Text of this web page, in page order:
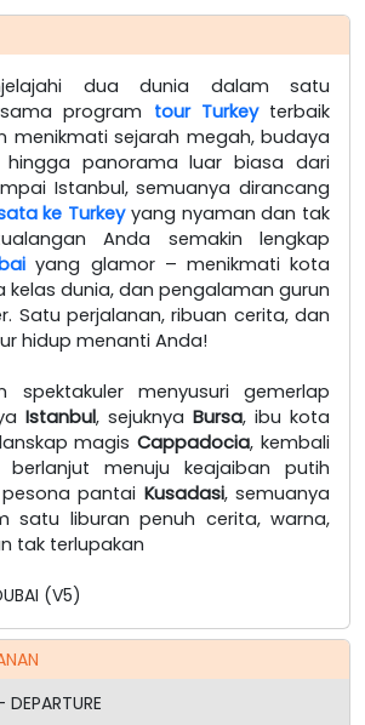
dua dunia dalam satu
program tour Turkey terbaik
menikmati sejarah megah, budaya
hingga panorama luar biasa dari
Istanbul, semuanya dirancang
ke Turkeyyang nyaman dan tak
Anda semakin lengkap
yang glamor – menikmati kota
kelas dunia, dan pengalaman gurun
Satu perjalanan, ribuan cerita, dan
hidup menanti Anda!
spektakuler menyusuri gemerlap
Istanbul, sejuknya Bursa, ibu kota
magisCappadocia, kembali
berlanjut menuju keajaiban putih
pantai Kusadasi, semuanya
satu liburan penuh cerita, warna,
tak terlupakan
(V5)